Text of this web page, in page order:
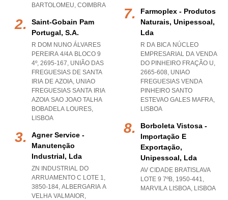
BARTOLOMEU, COIMBRA
Saint-Gobain Pam
Portugal, S.a.
R DOM NUNO ÁLVARES
PEREIRA 4/4A BLOCO 9
4º, 2695-167, UNIÃO DAS
FREGUESIAS DE SANTA
IRIA DE AZOIA, UNIAO
FREGUESIAS SANTA IRIA
AZOIA SAO JOAO TALHA
BOBADELA LOURES,
LISBOA
Agner Service -
Manutenção
Industrial, Lda
ZN INDUSTRIAL DO
ARRUAMENTO C LOTE 1,
3850-184, ALBERGARIA A
VELHA VALMAIOR,
Farmoplex - Produtos
Naturais, Unipessoal,
Lda
R DA BICA NÚCLEO
EMPRESARIAL DA VENDA
DO PINHEIRO FRAÇÃO U,
2665-608, UNIAO
FREGUESIAS VENDA
PINHEIRO SANTO
ESTEVAO GALES MAFRA,
LISBOA
Borboleta Vistosa -
Importação E
Exportação,
Unipessoal, Lda
AV CIDADE BRATISLAVA
LOTE 9 7ºB, 1950-441,
MARVILA LISBOA, LISBOA